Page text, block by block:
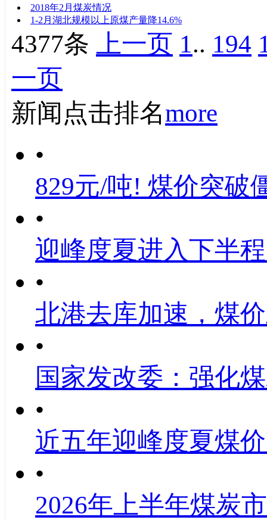
2018年2月煤炭情况
1-2月湖北规模以上原煤产量降14.6%
4377条 上一页 1.. 194
一页
新闻点击排名more
•
829元/吨! 煤价突破
•
迎峰度夏进入下半
•
北港去库加速，煤
•
国家发改委：强化
•
近五年迎峰度夏煤
•
2026年上半年煤炭